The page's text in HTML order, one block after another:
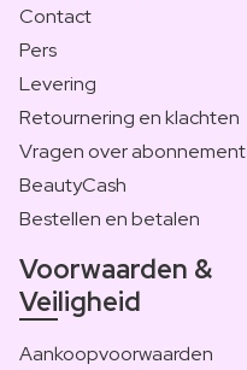
Contact
Pers
Levering
Retournering en klachten
Vragen over abonnement
BeautyCash
Bestellen en betalen
Voorwaarden &
Veiligheid
Aankoopvoorwaarden